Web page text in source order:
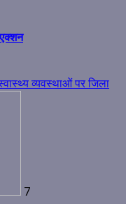
व्यवस्थाओं पर जिला
7